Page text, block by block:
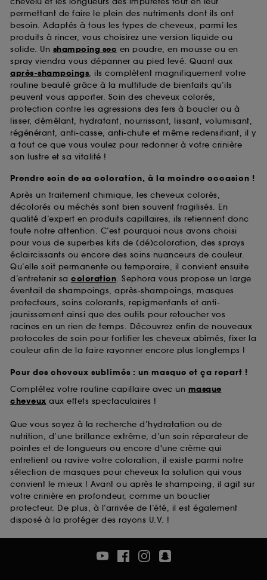
permettant de faire le plein des nutriments dont ils ont
besoin. Adaptés à tous les types de cheveux, parmi les
produits à rincer, vous choisirez une version liquide ou
solide. Un shampoing sec en poudre, en mousse ou en
spray viendra vous dépanner au pied levé. Quant aux
après-shampoings, ils complètent magnifiquement votre
routine beauté grâce à la multitude de bienfaits qu’ils
peuvent vous apporter. Soin des cheveux colorés,
protection contre les agressions des fers à boucler ou à
lisser, démêlant, hydratant, nourrissant, lissant, volumisant,
régénérant, anti-casse, anti-chute et même redensifiant, il y
a tout ce que vous voulez pour redonner à votre crinière
son lustre et sa vitalité !
Prendre soin de sa coloration, à la moindre occasion !
Après un traitement chimique, les cheveux colorés,
décolorés ou méchés sont bien souvent fragilisés. En
qualité d’expert en produits capillaires, ils retiennent donc
toute notre attention. C’est pourquoi nous avons choisi
pour vous de superbes kits de (dé)coloration, des sprays
éclaircissants ou encore des soins nuanceurs de couleur.
Qu’elle soit permanente ou temporaire, il convient ensuite
d’entretenir sa coloration. Sephora vous propose un large
éventail de shampoings, après-shampoings, masques
protecteurs, soins colorants, repigmentants et anti-
jaunissement ainsi que des outils pour retoucher vos
racines en un rien de temps. Découvrez enfin de nouveaux
protocoles de soin pour fortifier les cheveux abîmés, fixer la
couleur afin de la faire rayonner encore plus longtemps !
Pour des cheveux sublimés : un masque et ça repart !
Complétez votre routine capillaire avec un masque
cheveux aux effets spectaculaires !
Que vous soyez à la recherche d’hydratation ou de
nutrition, d’une brillance extrême, d’un soin réparateur de
pointes et de longueurs ou encore d'une crème qui
entretient ou ravive votre coloration, il existe parmi notre
sélection de masques pour cheveux la solution qui vous
convient le mieux ! Avant ou après le shampoing, il agit sur
votre crinière en profondeur, comme un bouclier
protecteur. De plus, à l’arrivée de l’été, il est également
disposé à la protéger des rayons U.V. !